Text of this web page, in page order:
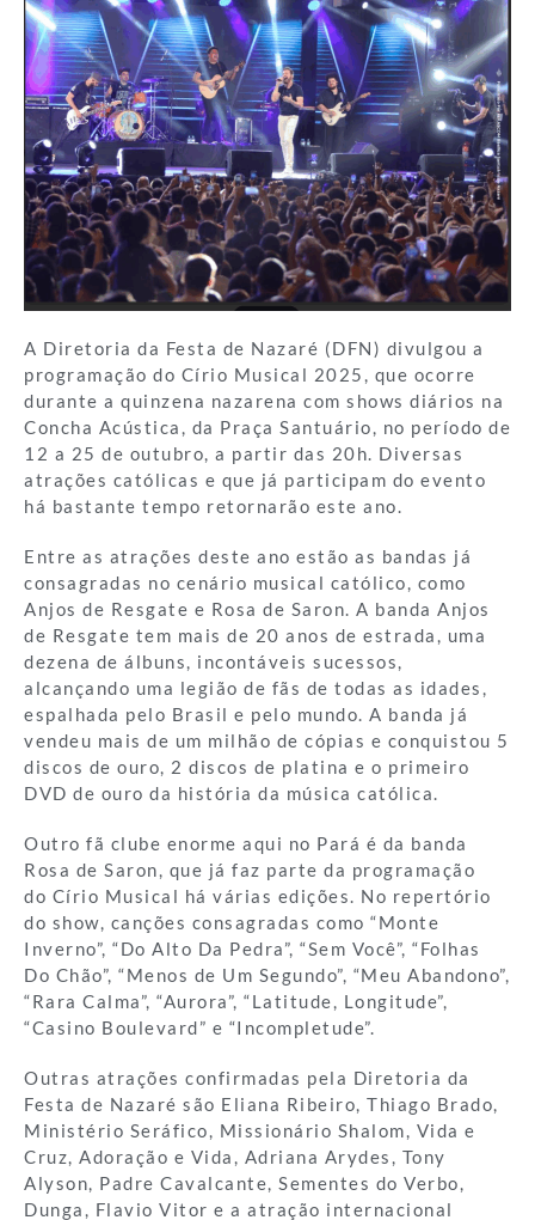
A Diretoria da Festa de Nazaré (DFN) divulgou a
programação do Círio Musical 2025, que ocorre
durante a quinzena nazarena com shows diários na
Concha Acústica, da Praça Santuário, no período de
12 a 25 de outubro, a partir das 20h. Diversas
atrações católicas e que já participam do evento
há bastante tempo retornarão este ano.
Entre as atrações deste ano estão as bandas já
consagradas no cenário musical católico, como
Anjos de Resgate e Rosa de Saron. A banda Anjos
de Resgate tem mais de 20 anos de estrada, uma
dezena de álbuns, incontáveis sucessos,
alcançando uma legião de fãs de todas as idades,
espalhada pelo Brasil e pelo mundo. A banda já
vendeu mais de um milhão de cópias e conquistou 5
discos de ouro, 2 discos de platina e o primeiro
DVD de ouro da história da música católica.
Outro fã clube enorme aqui no Pará é da banda
Rosa de Saron, que já faz parte da programação
do Círio Musical há várias edições. No repertório
do show, canções consagradas como “Monte
Inverno”, “Do Alto Da Pedra”, “Sem Você”, “Folhas
Do Chão”, “Menos de Um Segundo”, “Meu Abandono”,
“Rara Calma”, “Aurora”, “Latitude, Longitude”,
“Casino Boulevard” e “Incompletude”.
Outras atrações confirmadas pela Diretoria da
Festa de Nazaré são Eliana Ribeiro, Thiago Brado,
Ministério Seráfico, Missionário Shalom, Vida e
Cruz, Adoração e Vida, Adriana Arydes, Tony
Alyson, Padre Cavalcante, Sementes do Verbo,
Dunga, Flavio Vitor e a atração internacional